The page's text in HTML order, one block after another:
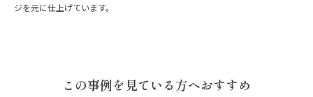
ジを元に仕上げています。
この事例を見ている方へおすすめ